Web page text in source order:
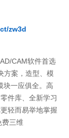
zw3d
CAM软件首选
方案，造型、模
块一应俱全。高
件库、全新学习
轻而易举地掌握
三维